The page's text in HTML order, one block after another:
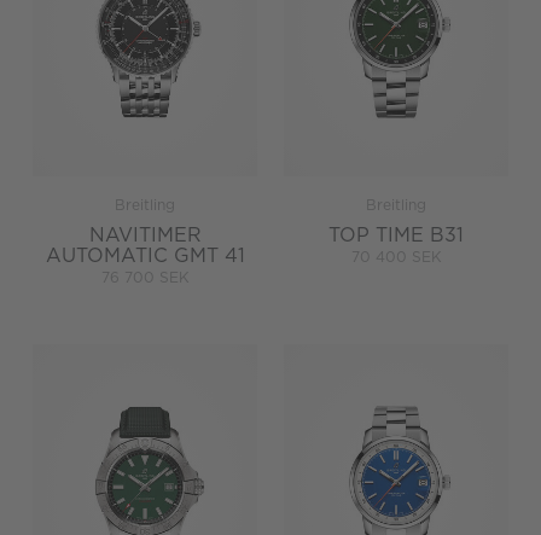
Breitling
NAVITIMER
AUTOMATIC GMT 41
76 700 SEK
Breitling
TOP TIME B31
70 400 SEK